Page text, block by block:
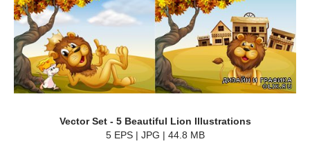
Vector Set - 5 Beautiful Lion Illustrations
5 EPS | JPG | 44.8 MB